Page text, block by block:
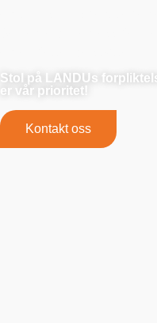
Stol på LANDUs
er vår prioritet!
Kontakt oss